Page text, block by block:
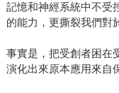
記憶和神經系統中不受
的能力，更撕裂我們對
事實是，把受創者困在
演化出來原本應用來自